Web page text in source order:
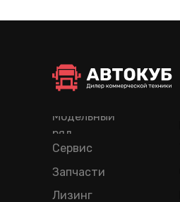
Лизинг
Модельный
ряд
Сервис
Запчасти